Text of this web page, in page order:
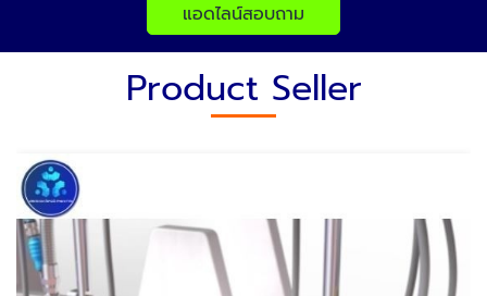
แอดไลน์สอบถาม
Product Seller